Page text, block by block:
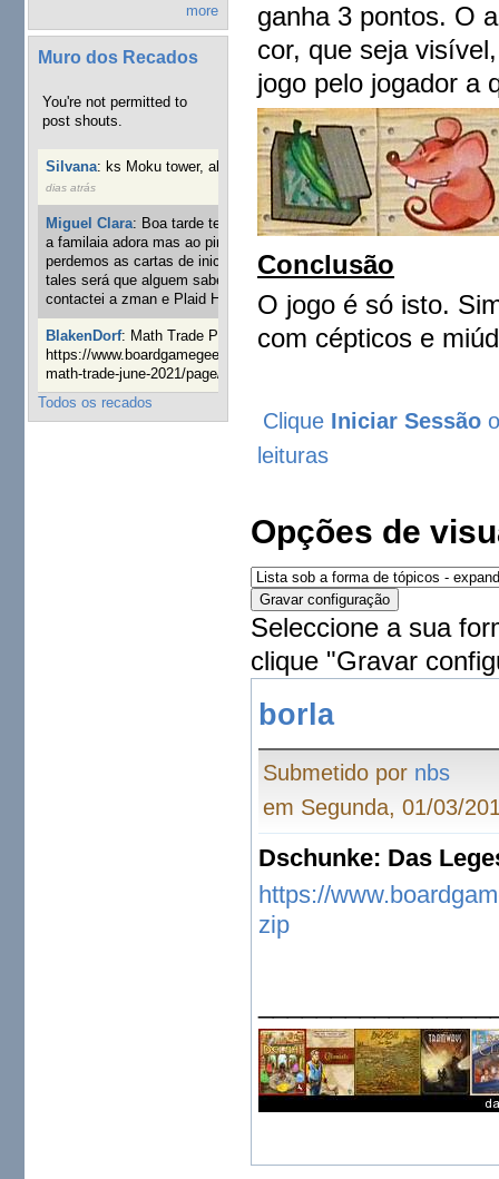
more
Muro dos Recados
You're not permitted to
post shouts.
Silvana: ks Moku tower, alguém interessado?
40 semanas 3
dias atrás
Miguel Clara: Boa tarde tenho jogo Mice and mistics que
a familaia adora mas ao pintarmos as miniaturas
perdemos as cartas de iniciaticva da expanção downood
tales será que alguem sabe onde adquirir as cartas já
contactei a zman e Plaid Hat e nada
1 ano 8 semanas atrás
BlakenDorf: Math Trade Portuguesa a decorrer. Aqui:
https://www.boardgamegeek.com/geeklist/286035/portugal-
math-trade-june-2021/page/1
Todos os recados
ganha 3 pontos. O
cor, que seja
jogo pelo jogador a
Conclusão
O jogo é só isto.
com cépticos e
Clique Iniciar Sessão
leituras
Opções de
Seleccione a sua
clique "Gravar
borla
Submetido por nbs
em Segunda, 01/03/
Dschunke: Das
https://
zip